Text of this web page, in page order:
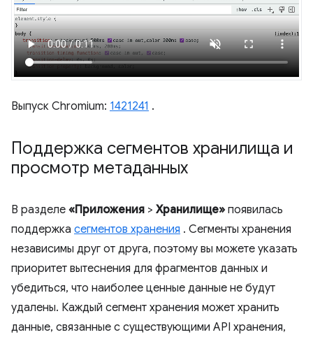
Выпуск Chromium: 1421241 .
Поддержка сегментов хранилища и
просмотр метаданных
В разделе «Приложения > Хранилище» появилась
поддержка сегментов хранения . Сегменты хранения
независимы друг от друга, поэтому вы можете указать
приоритет вытеснения для фрагментов данных и
убедиться, что наиболее ценные данные не будут
удалены. Каждый сегмент хранения может хранить
данные, связанные с существующими API хранения,